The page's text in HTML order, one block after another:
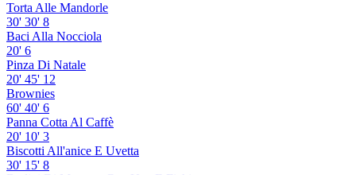
Torta Alle Mandorle
30' 30' 8
Baci Alla Nocciola
20' 6
Pinza Di Natale
20' 45' 12
Brownies
60' 40' 6
Panna Cotta Al Caffè
20' 10' 3
Biscotti All'anice E Uvetta
30' 15' 8